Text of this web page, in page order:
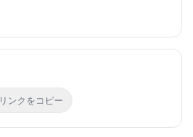
リンクをコピー